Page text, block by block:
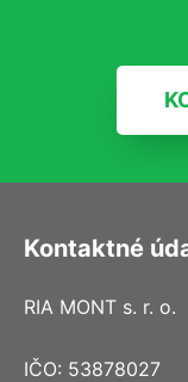
Kontaktné
RIA MONT s. r. o.
IČO: 53878027